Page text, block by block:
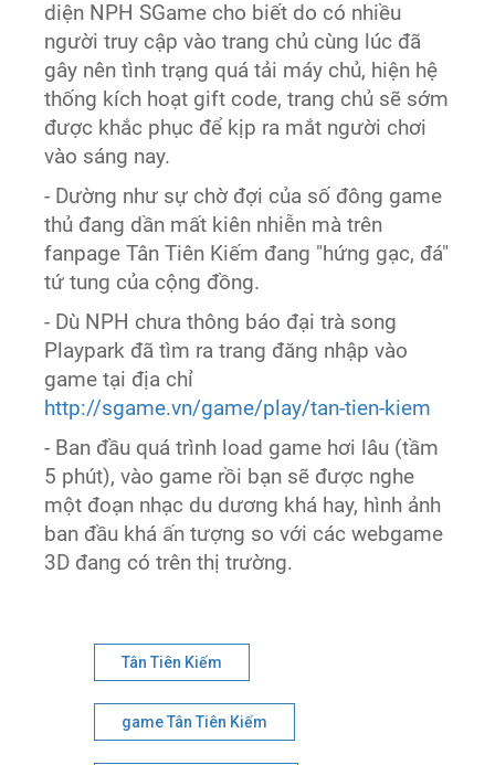
diện NPH SGame cho biết do có nhiều
người truy cập vào trang chủ cùng lúc đã
gây nên tình trạng quá tải máy chủ, hiện hệ
thống kích hoạt gift code, trang chủ sẽ sớm
được khắc phục để kịp ra mắt người chơi
vào sáng nay.
- Dường như sự chờ đợi của số đông game
thủ đang dần mất kiên nhiễn mà trên
fanpage Tân Tiên Kiếm đang "hứng gạc, đá"
tứ tung của cộng đồng.
- Dù NPH chưa thông báo đại trà song
Playpark đã tìm ra trang đăng nhập vào
game tại địa chỉ
http://sgame.vn/game/play/tan-tien-kiem
- Ban đầu quá trình load game hơi lâu (tầm
5 phút), vào game rồi bạn sẽ được nghe
một đoạn nhạc du dương khá hay, hình ảnh
ban đầu khá ấn tượng so với các webgame
3D đang có trên thị trường.
Tân Tiên Kiếm
game Tân Tiên Kiếm